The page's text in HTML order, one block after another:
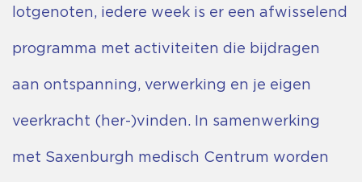
lotgenoten, iedere week is er een afwisselend
programma met activiteiten die bijdragen
aan ontspanning, verwerking en je eigen
veerkracht (her-)vinden. In samenwerking
met Saxenburgh medisch Centrum worden